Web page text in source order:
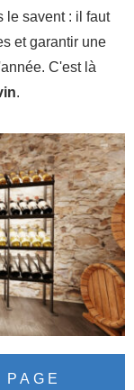
le savent : il faut
et garantir une
C'est là
.